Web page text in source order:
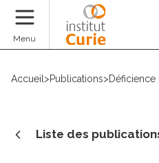
Menu
Accueil >Publications>
Liste des